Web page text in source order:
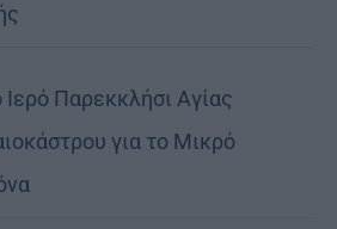
Παρεκκλήσι Αγίας
για το Μικρό